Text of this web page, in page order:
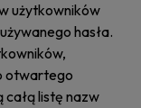
użytkowników
hasła.
otwartego
listę nazw